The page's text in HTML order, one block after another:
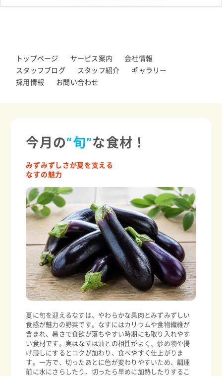
トップページ サービス案内
会社情報
スタッフブログ
スタッフ紹介
ギャラリー
採用情報
お問い合わせ
今月の“旬”な食材！
みずみずしさが夏を支える
なすの魅力
夏に旬を迎えるなすは、やわらかな果肉とみずみずしい
食感が魅力の野菜です。なすにはカリウムや食物繊維が
含まれ、暑さで食欲が落ちやすい時期にも取り入れやす
い食材です。実はなすは油との相性がよく、炒め物や揚
げ浸しにするとコクが加わり、食べやすく仕上がりま
す。一方で、切ったあとに色が変わりやすいため、調理
前に水にさらしたり、切ったら早めに加熱したりするこ